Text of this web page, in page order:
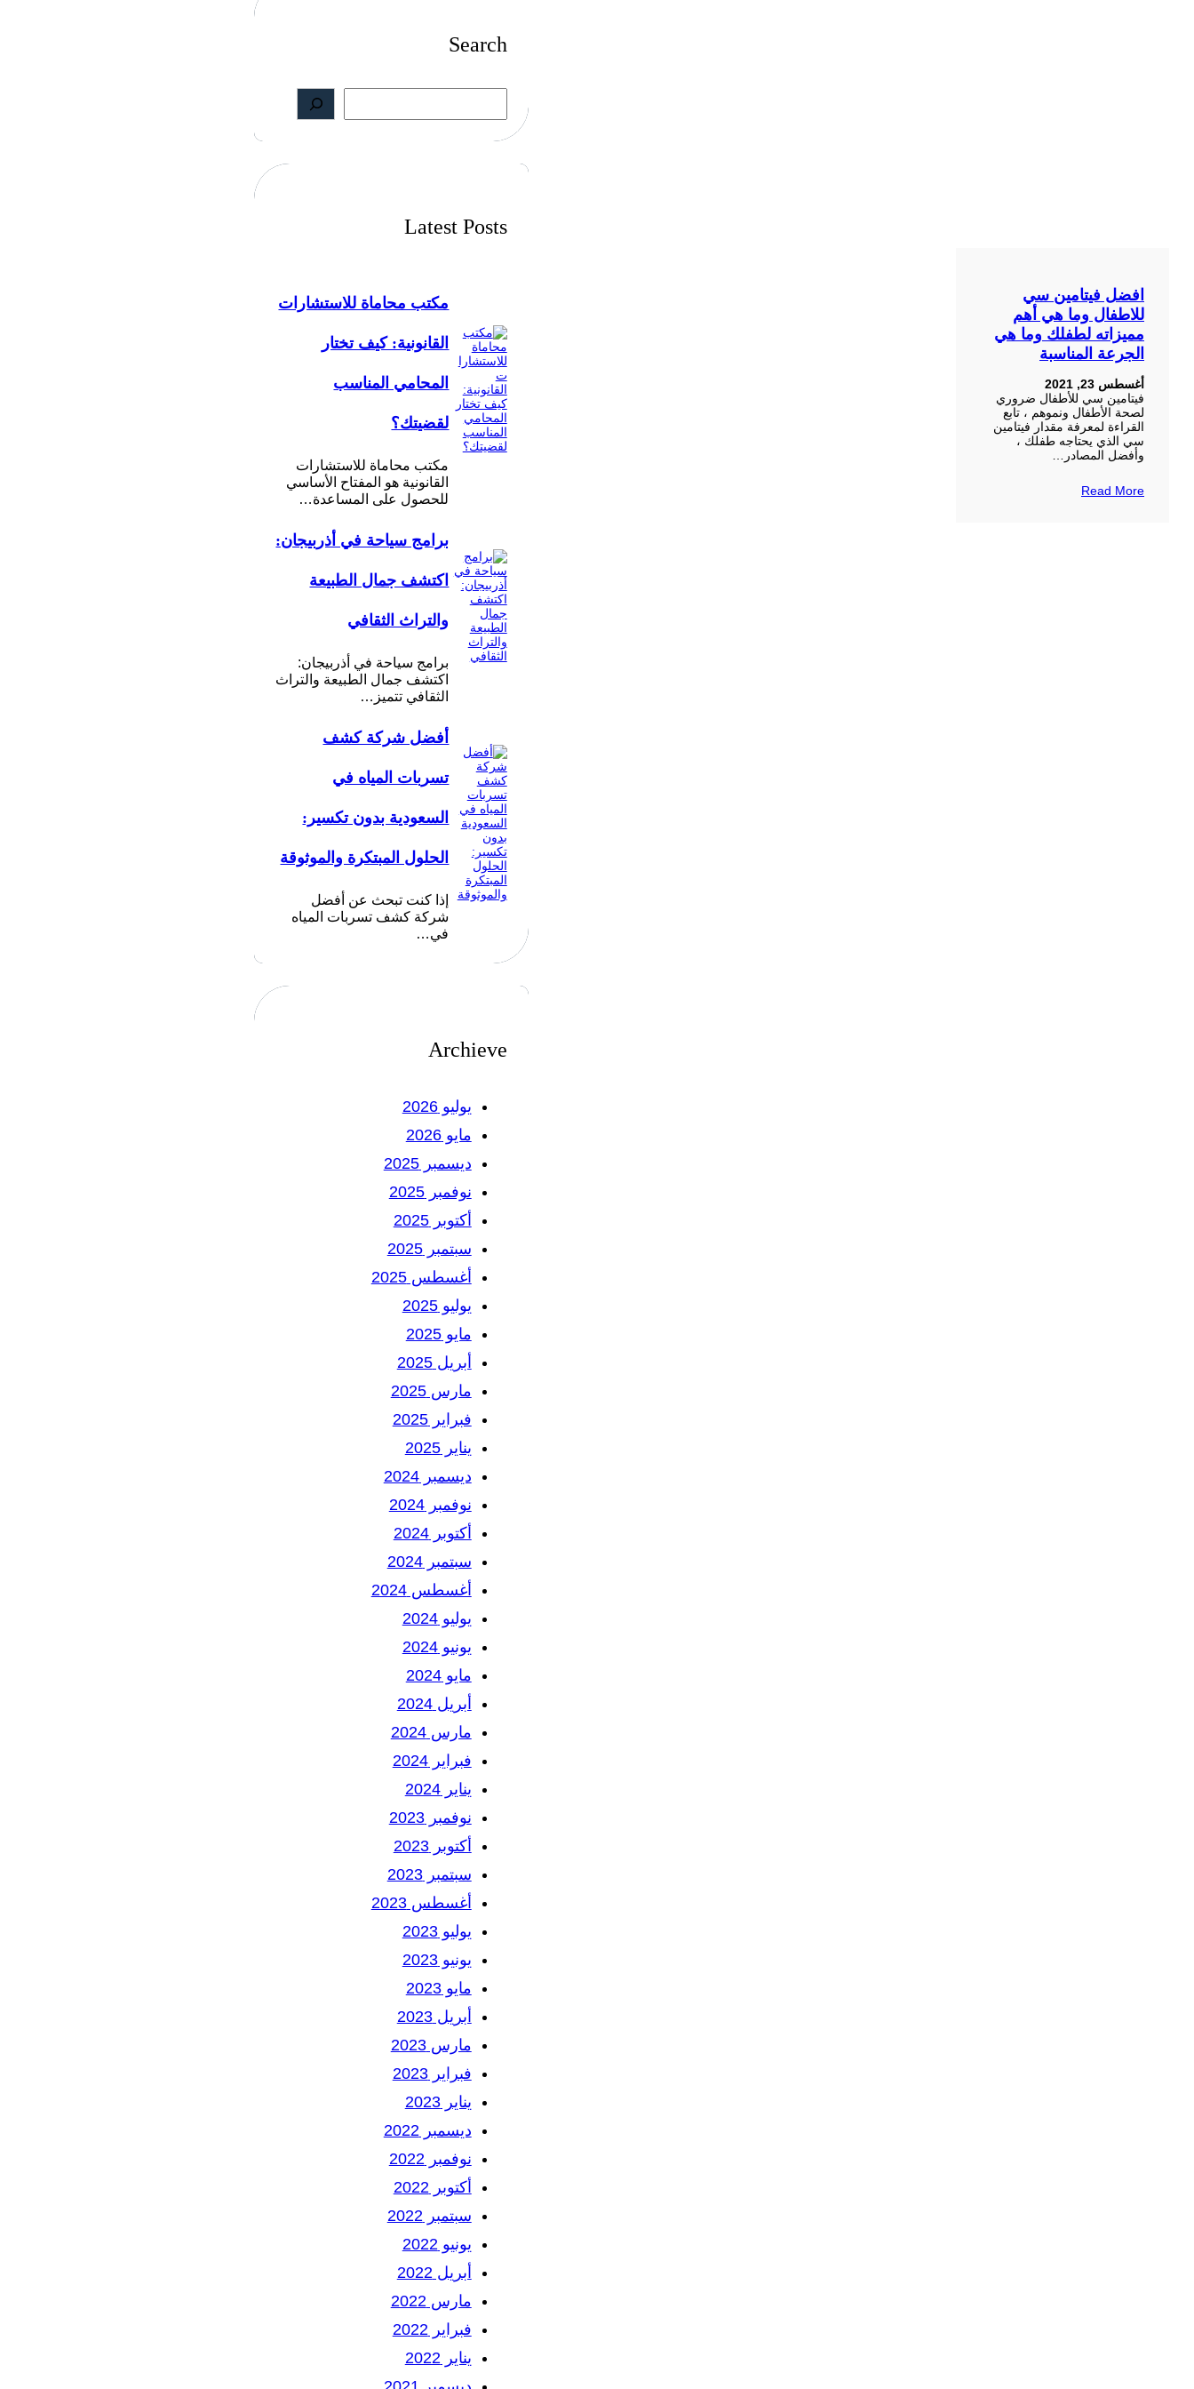
افضل فيتامين سي
للاطفال وما هي أهم
مميزاته لطفلك وما هي
الجرعة المناسبة
أغسطس 23, 2021
فيتامين سي للأطفال ضروري
لصحة الأطفال ونموهم ، تابع
القراءة لمعرفة مقدار فيتامين
سي الذي يحتاجه طفلك ،
وأفضل المصادر…
Read More
Search
a
r
Latest Posts
مكتب محاماة للاستشارات
القانونية: كيف تختار
المحامي المناسب
لقضيتك؟
مكتب محاماة للاستشارات
القانونية هو المفتاح الأساسي
للحصول على المساعدة…
برامج سياحة في أذربيجان:
اكتشف جمال الطبيعة
والتراث الثقافي
برامج سياحة في أذربيجان:
اكتشف جمال الطبيعة والتراث
الثقافي تتميز…
أفضل شركة كشف
تسربات المياه في
السعودية بدون تكسير:
الحلول المبتكرة والموثوقة
إذا كنت تبحث عن أفضل
شركة كشف تسربات المياه
في…
Archieve
يوليو 2026
مايو 2026
ديسمبر 2025
نوفمبر 2025
أكتوبر 2025
سبتمبر 2025
أغسطس 2025
يوليو 2025
مايو 2025
أبريل 2025
مارس 2025
فبراير 2025
يناير 2025
ديسمبر 2024
نوفمبر 2024
أكتوبر 2024
سبتمبر 2024
أغسطس 2024
يوليو 2024
يونيو 2024
مايو 2024
أبريل 2024
مارس 2024
فبراير 2024
يناير 2024
نوفمبر 2023
أكتوبر 2023
سبتمبر 2023
أغسطس 2023
يوليو 2023
يونيو 2023
مايو 2023
أبريل 2023
مارس 2023
فبراير 2023
يناير 2023
ديسمبر 2022
نوفمبر 2022
أكتوبر 2022
سبتمبر 2022
يونيو 2022
أبريل 2022
مارس 2022
فبراير 2022
يناير 2022